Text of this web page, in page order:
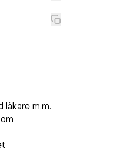
läkare m.m.